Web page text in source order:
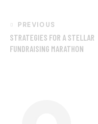
PREVIOUS
STRATEGIES FOR A STELLAR
FUNDRAISING MARATHON